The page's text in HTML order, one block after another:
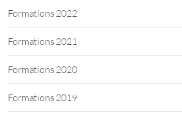
Formations 2022
Formations 2021
Formations 2020
Formations 2019